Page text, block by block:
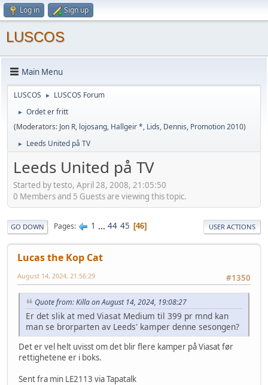
Log in Sign up
LUSCOS
Main Menu
LUSCOS ► LUSCOS Forum
►
Ordet er fritt
(Moderators: Jon R, lojosang, Hallgeir *, Lids, Dennis, Promotion 2010)
► Leeds United på TV
Leeds United på TV
Started by testo, April 28, 2008, 21:05:50
0 Members and 5 Guests are viewing this topic.
GO DOWN Pages 1 ... 44 45 46 USER ACTIONS
Lucas the Kop Cat
#1350
August 14, 2024, 21:56:29
Quote from: Killa on August 14, 2024, 19:08:27
Er det slik at med Viasat Medium til 399 pr mnd kan
man se brorparten av Leeds' kamper denne sesongen?
Det er vel helt uvisst om det blir flere kamper på Viasat før
rettighetene er i boks.
Sent fra min LE2113 via Tapatalk